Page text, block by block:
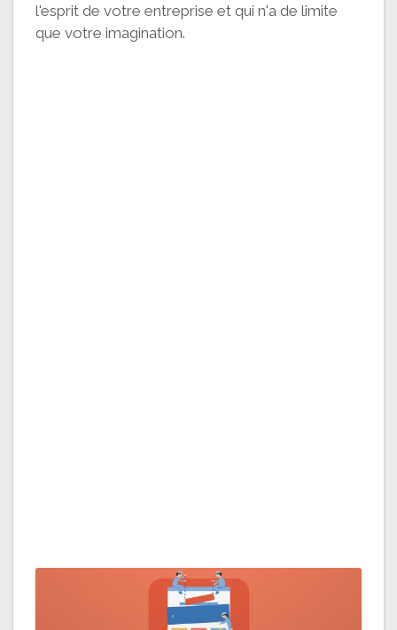
l'esprit de votre entreprise et qui n'a de limite
que votre imagination.